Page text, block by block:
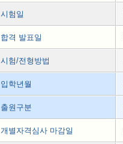
시험일
합격 발표일
시험/전형방법
입학년월
출원구분
개별자격심사 마감일